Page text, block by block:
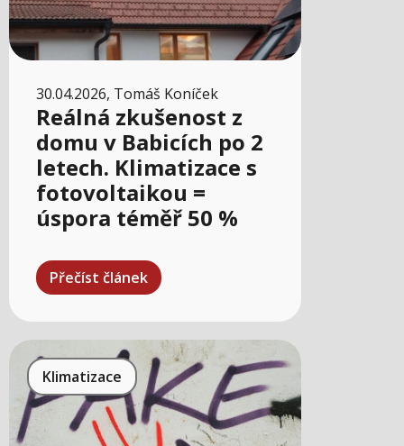
30.04.2026, Tomáš Koníček
Reálná zkušenost z
domu v Babicích po 2
letech. Klimatizace s
fotovoltaikou =
úspora téměř 50 %
Přečíst článek
Klimatizace